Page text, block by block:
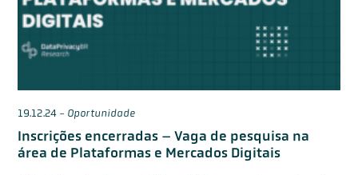
19.12.24- Oportunidade
Inscrições encerradas – Vaga de pesquisa na
área de Plataformas e Mercados Digitais